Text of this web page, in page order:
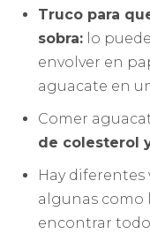
Truco para
sobra: lo
envolver en
aguacate en
Comer
de colesterol
Hay diferentes
algunas como
encontrar